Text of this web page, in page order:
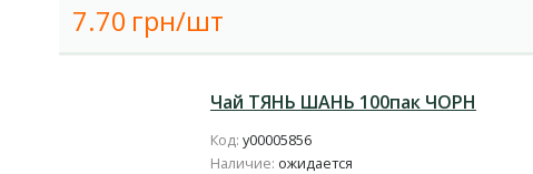
7.70 грн/шт
Чай ТЯНЬ ШАНЬ 100пак ЧОРН
Код: у00005856
Наличие: ожидается